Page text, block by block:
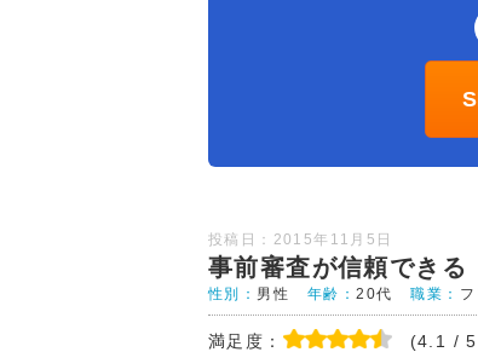
投稿日：2015年11月5日
事前審査が信頼できる
性別： 男性 年齢：20代 職業：
満足度： (4.1 /